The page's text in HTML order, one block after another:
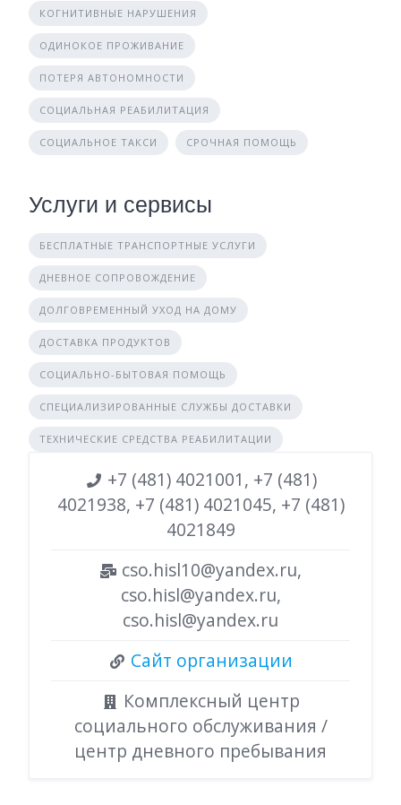
КОГНИТИВНЫЕ НАРУШЕНИЯ
ОДИНОКОЕ ПРОЖИВАНИЕ
ПОТЕРЯ АВТОНОМНОСТИ
СОЦИАЛЬНАЯ РЕАБИЛИТАЦИЯ
СОЦИАЛЬНОЕ ТАКСИ СРОЧНАЯ ПОМОЩЬ
Услуги и сервисы
БЕСПЛАТНЫЕ ТРАНСПОРТНЫЕ УСЛУГИ
ДНЕВНОЕ СОПРОВОЖДЕНИЕ
ДОЛГОВРЕМЕННЫЙ УХОД НА ДОМУ
ДОСТАВКА ПРОДУКТОВ
СОЦИАЛЬНО-БЫТОВАЯ ПОМОЩЬ
СПЕЦИАЛИЗИРОВАННЫЕ СЛУЖБЫ ДОСТАВКИ
ТЕХНИЧЕСКИЕ СРЕДСТВА РЕАБИЛИТАЦИИ
+7 (481) 4021001, +7 (481)
4021938, +7 (481) 4021045, +7 (481)
4021849
cso.hisl10@yandex.ru,
cso.hisl@yandex.ru,
cso.hisl@yandex.ru
Сайт организации
Комплексный центр
социального обслуживания /
центр дневного пребывания